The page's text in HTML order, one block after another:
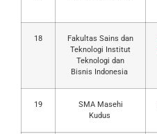
18
Fakultas Sains dan
Teknologi Institut
Teknologi dan
Bisnis Indonesia
19
SMA Masehi
Kudus